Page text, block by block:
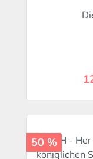
50 %